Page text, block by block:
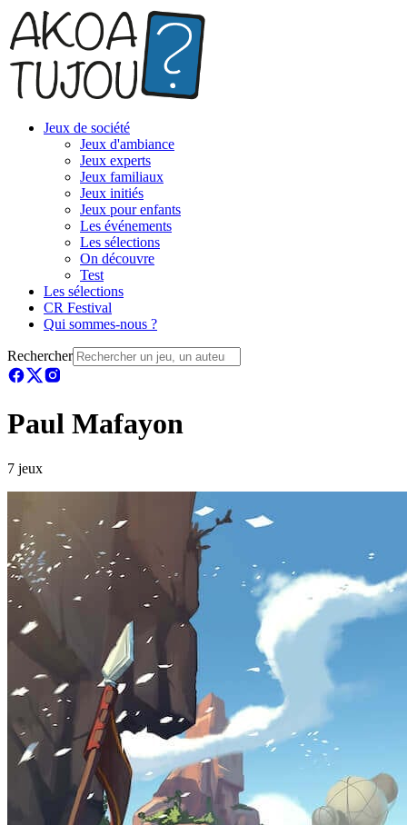
Jeux de société
Jeux d'ambiance
Jeux experts
Jeux familiaux
Jeux initiés
Jeux pour enfants
Les événements
Les sélections
On découvre
Test
Les sélections
CR Festival
Qui sommes-nous ?
Rechercher
Paul Mafayon
7 jeux